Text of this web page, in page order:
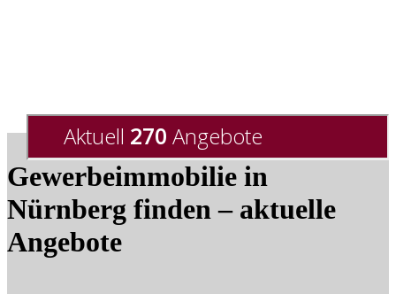
Gewerbeimmobilie in
Nürnberg finden – aktuelle
Angebote